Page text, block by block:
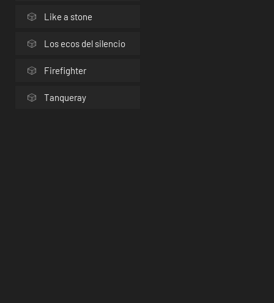
Like a stone
Los ecos del silencio
Firefighter
Tanqueray